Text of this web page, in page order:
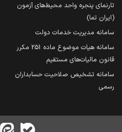
تارنمای پنجره واحد محیط‌های آزمون
(ایران تما)
سامانه مدیریت خدمات دولت
سامانه هیات موضوع ماده 251 مکرر
قانون مالیات‌های مستقیم
سامانه تشخیص صلاحیت حسابداران
رسمی